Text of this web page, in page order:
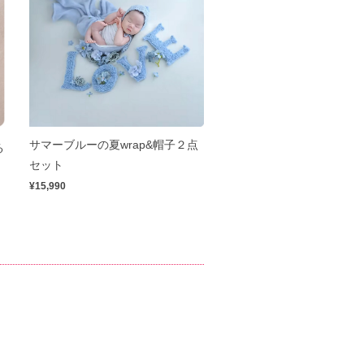
サマーブルーの夏wrap&帽子２点
セット
¥15,990